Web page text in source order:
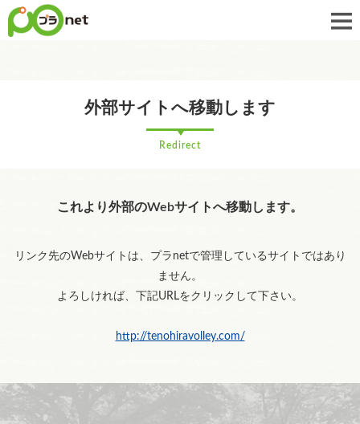
外部サイトへ移動します
Redirect
これより外部のWebサイトへ移動します。
リンク先のWebサイトは、プラnetで管理しているサイトではあり
ません。
よろしければ、下記URLをクリックして下さい。
http://tenohiravolley.com/